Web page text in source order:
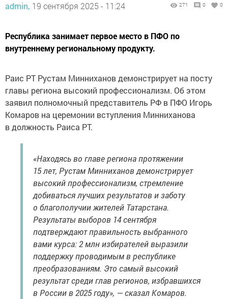
admin, 19 сентября 2025 - 11:24 271 0 0
Республика занимает первое место в ПФО по
внутреннему региональному продукту.
Раис РТ Рустам Минниханов демонстрирует на посту
главы региона высокий профессионализм. Об этом
заявил полномочный представитель РФ в ПФО Игорь
Комаров на церемонии вступления Минниханова
в должность Раиса РТ.
«Находясь во главе региона протяжении
15 лет, Рустам Минниханов демонстрирует
высокий профессионализм, стремление
добиваться лучших результатов и заботу
о благополучии жителей Татарстана.
Результаты выборов 14 сентября
подтверждают правильность выбранного
вами курса: 2 млн избирателей выразили
поддержку проводимым в республике
преобразованиям. Это самый высокий
результат среди глав регионов, избравшихся
в России в 2025 году», — сказал Комаров.